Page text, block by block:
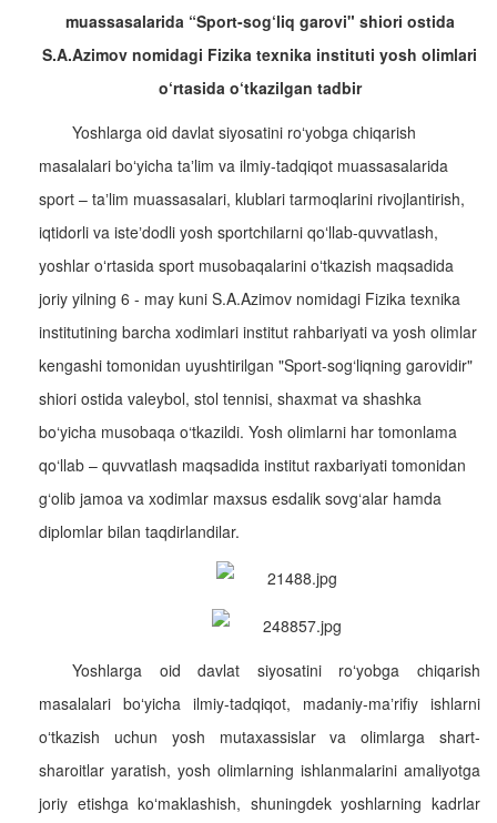
muassasalarida “Sport-sog‘liq garovi" shiori ostida
S.A.Azimov nomidagi Fizika texnika instituti yosh olimlari
o‘rtasida o‘tkazilgan tadbir
Yoshlarga oid davlat siyosatini roʻyobga chiqarish
masalalari boʻyicha taʼlim va ilmiy-tadqiqot muassasalarida
sport – taʼlim muassasalari, klublari tarmoqlarini rivojlantirish,
iqtidorli va isteʼdodli yosh sportchilarni qoʻllab-quvvatlash,
yoshlar oʻrtasida sport musobaqalarini oʻtkazish maqsadida
joriy yilning 6 - may kuni S.A.Azimov nomidagi Fizika texnika
institutining barcha xodimlari institut rahbariyati va yosh olimlar
kengashi tomonidan uyushtirilgan "Sport-sog‘liqning garovidir"
shiori ostida valeybol, stol tennisi, shaxmat va shashka
bo‘yicha musobaqa o‘tkazildi. Yosh olimlarni har tomonlama
qo‘llab – quvvatlash maqsadida institut raxbariyati tomonidan
g‘olib jamoa va xodimlar maxsus esdalik sovg‘alar hamda
diplomlar bilan taqdirlandilar.
Yoshlarga oid davlat siyosatini roʻyobga chiqarish
masalalari boʻyicha ilmiy-tadqiqot, madaniy-maʼrifiy ishlarni
oʻtkazish uchun yosh mutaxassislar va olimlarga shart-
sharoitlar yaratish, yosh olimlarning ishlanmalarini amaliyotga
joriy etishga koʻmaklashish, shuningdek yoshlarning kadrlar